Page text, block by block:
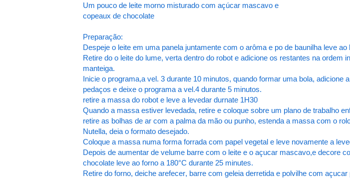
Um pouco de leite morno misturado com açúcar mascavo e
copeaux de chocolate
Preparação:
Despeje o leite em uma panela juntamente com o arôma e po de baunilha leve
Retire do o leite do lume, verta dentro do robot e adicione os restantes na ordem
manteiga.
Inicie o programa,a vel. 3 durante 10 minutos, quando formar uma bola, adicione
pedaços e deixe o programa a vel.4 durante 5 minutos.
retire a massa do robot e leve a levedar durnate 1H30
Quando a massa estiver levedada, retire e coloque sobre um plano de trabalho
retire as bolhas de ar com a palma da mão ou punho, estenda a massa com o
Nutella, deia o formato desejado.
Coloque a massa numa forma forrada com papel vegetal e leve novamente a
Depois de aumentar de velume barre com o leite e o açucar mascavo,e decore
chocolate leve ao forno a 180°C durante 25 minutes.
Retire do forno, deiche arefecer, barre com geleia derretida e polvilhe com